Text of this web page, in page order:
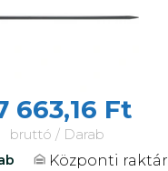
663,16 Ft
bruttó / Darab
Központi raktár